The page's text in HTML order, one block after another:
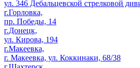
ул. 346 Дебальцевской стрелковой
г.Горловка,
пр. Победы, 14
г.Донецк,
ул. Кирова, 194
г.Макеевка,
г. Макеевка, ул. Коккинаки, 68/38